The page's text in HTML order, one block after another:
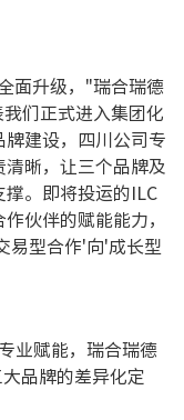
面升级，"瑞合瑞德
们正式进入集团化
建设，四川公司专
晰，让三个品牌及
撑。即将投运的ILC
伙伴的赋能能力，
易型合作'向'成长型
业赋能，瑞合瑞德
品牌的差异化定